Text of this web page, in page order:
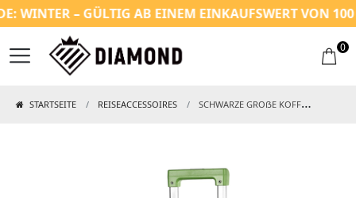
WINTER – GÜLTIG AB EINEM EINKAUFSWERT VON 100 €
0
STARTSEITE REISEACCESSOIRES SCHWARZE GROẞE KOFFERSCHUTZHÜLLE